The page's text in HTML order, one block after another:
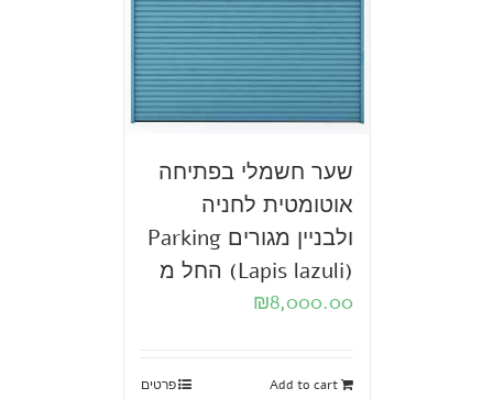
שער חשמלי בפתיחה
אוטומטית לחניה
ולבניין מגורים Parking
(Lapis lazuli) החל מ
₪8,000.00
Add to cart פרטים